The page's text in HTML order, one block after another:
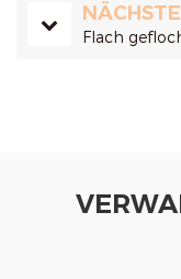
NÄCHSTE
Flach